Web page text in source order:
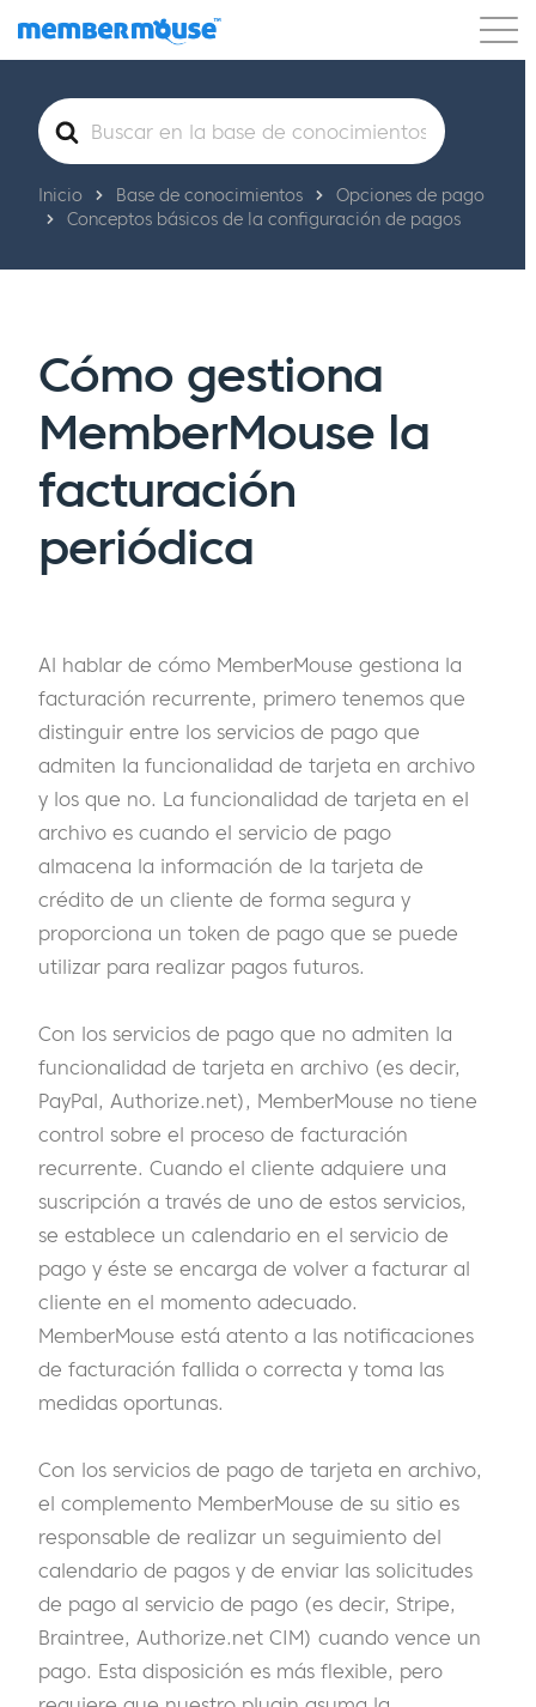
Características Clientes Precios
Comenzar
Buscar
Inicio Base de conocimientos
Opciones de pago
Conceptos básicos de la configuración de pagos
Cómo gestiona
MemberMouse la
facturación
periódica
Al hablar de cómo MemberMouse gestiona la
facturación recurrente, primero tenemos que
distinguir entre los servicios de pago que
admiten la funcionalidad de tarjeta en archivo
y los que no. La funcionalidad de tarjeta en el
archivo es cuando el servicio de pago
almacena la información de la tarjeta de
crédito de un cliente de forma segura y
proporciona un token de pago que se puede
utilizar para realizar pagos futuros.
Con los servicios de pago que no admiten la
funcionalidad de tarjeta en archivo (es decir,
PayPal, Authorize.net), MemberMouse no tiene
control sobre el proceso de facturación
recurrente. Cuando el cliente adquiere una
suscripción a través de uno de estos servicios,
se establece un calendario en el servicio de
pago y éste se encarga de volver a facturar al
cliente en el momento adecuado.
MemberMouse está atento a las notificaciones
de facturación fallida o correcta y toma las
medidas oportunas.
Con los servicios de pago de tarjeta en archivo,
el complemento MemberMouse de su sitio es
responsable de realizar un seguimiento del
calendario de pagos y de enviar las solicitudes
de pago al servicio de pago (es decir, Stripe,
Braintree, Authorize.net CIM) cuando vence un
pago. Esta disposición es más flexible, pero